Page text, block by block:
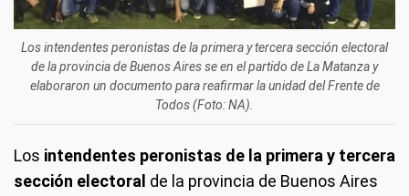
Los intendentes peronistas de la primera y tercera sección electoral
de la provincia de Buenos Aires se en el partido de La Matanza y
elaboraron un documento para reafirmar la unidad del Frente de
Todos (Foto: NA).
Los intendentes peronistas de la primera y tercera
sección electoral de la provincia de Buenos Aires